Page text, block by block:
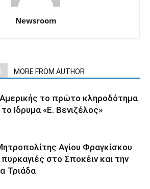
Newsroom
MORE FROM AUTHOR
το πρώτο κληροδότημα
το Ιδρυμα «Ε. Βενιζέλος»
Αγίου Φραγκίσκου
πυρκαγιές στο Σποκέιν και την
Τριάδα